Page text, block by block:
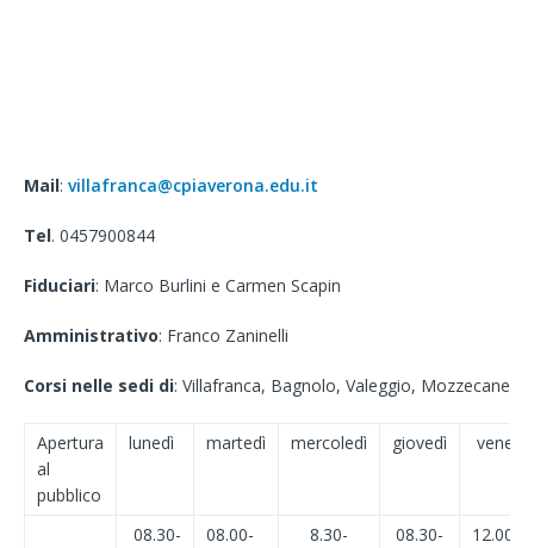
Mail: villafranca@cpiaverona.edu.it
Tel. 0457900844
Fiduciari: Marco Burlini e Carmen Scapin
Amministrativo: Franco Zaninelli
Corsi nelle sedi di: Villafranca, Bagnolo, Valeggio, Mozzecane
Apertura
al
pubblico
lunedì martedì mercoledì giovedì venerdì
08.30-
08.00-
8.30-
08.30-
12.00-